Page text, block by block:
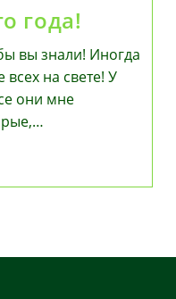
года!
вы знали! Иногда
на свете! У
они мне